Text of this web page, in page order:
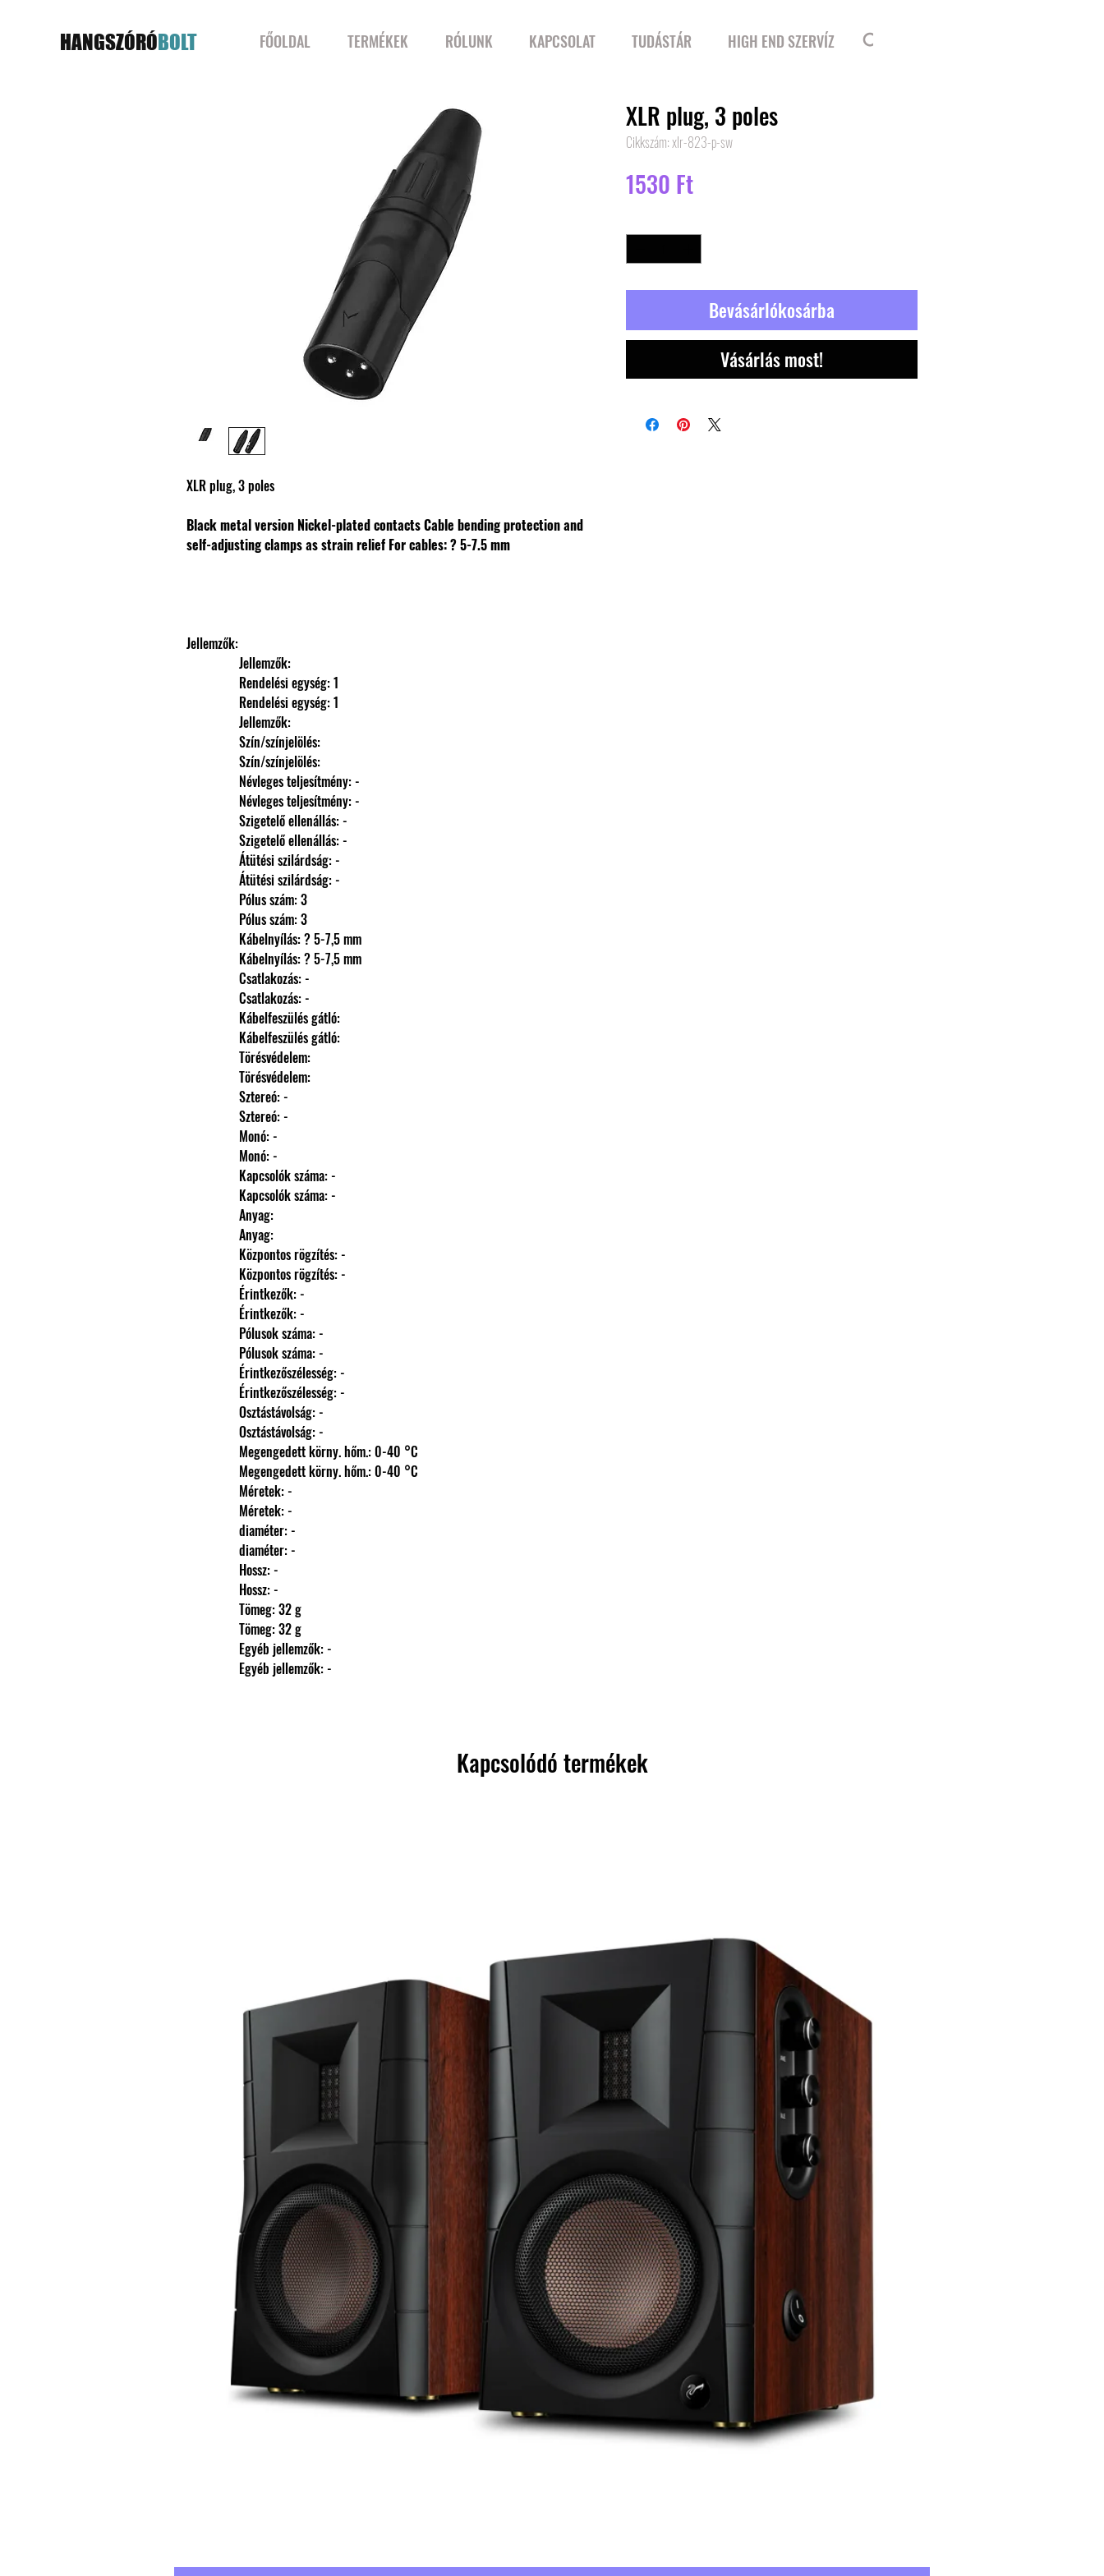
HANGSZÓRÓBOLT FŐOLDAL TERMÉKEK RÓLUNK KAPCSOLAT TUDÁSTÁR HIGH END SZERVÍZ
XLR plug, 3 poles
Black metal version Nickel-plated contactsCable bending protection and
self-adjusting clamps as strain relief For cables: ? 5-7.5 mm
Jellemzők:
                Jellemzők:
                Rendelési egység: 1
                Rendelési egység: 1
                Jellemzők:
                Szín/színjelölés:
                Szín/színjelölés:
                Névleges teljesítmény: -
                Névleges teljesítmény: -
                Szigetelő ellenállás: -
                Szigetelő ellenállás: -
                Átütési szilárdság: -
                Átütési szilárdság: -
                Pólus szám: 3
                Pólus szám: 3
                Kábelnyílás: ? 5-7,5 mm
                Kábelnyílás: ? 5-7,5 mm
                Csatlakozás: -
                Csatlakozás: -
                Kábelfeszülés gátló:
                Kábelfeszülés gátló:
                Törésvédelem:
                Törésvédelem:
                Sztereó: -
                Sztereó: -
                Monó: -
                Monó: -
                Kapcsolók száma: -
                Kapcsolók száma: -
                Anyag:
                Anyag:
                Központos rögzítés: -
                Központos rögzítés: -
                Érintkezők: -
                Érintkezők: -
                Pólusok száma: -
                Pólusok száma: -
                Érintkezőszélesség: -
                Érintkezőszélesség: -
                Osztástávolság: -
                Osztástávolság: -
                Megengedett körny. hőm.: 0-40 °C
                Megengedett körny. hőm.: 0-40 °C
                Méretek: -
                Méretek: -
                diaméter: -
                diaméter: -
                Hossz: -
                Hossz: -
                Tömeg: 32 g
                Tömeg: 32 g
                Egyéb jellemzők: -
                Egyéb jellemzők: -
XLR plug, 3 poles
Cikkszám: xlr-823-p-sw
1530 FtÁr
Bevásárlókosárba
Vásárlás most!
Kapcsolódó termékek